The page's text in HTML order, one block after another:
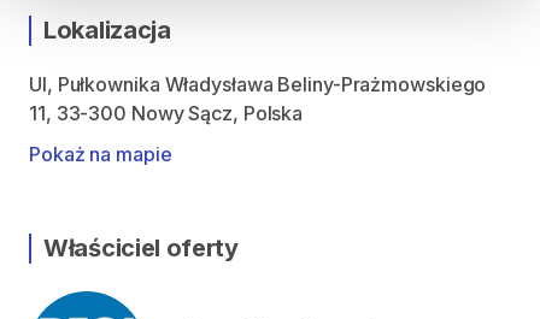
Lokalizacja
Ul, Pułkownika Władysława Beliny-Prażmowskiego
11, 33-300 Nowy Sącz, Polska
Pokaż na mapie
Właściciel oferty